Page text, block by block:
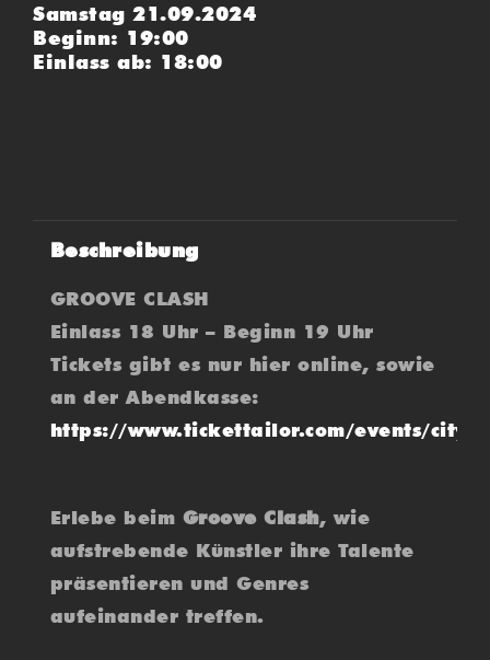
Samstag 21.09.2024
Beginn: 19:00
Einlass ab: 18:00
Beschreibung
GROOVE CLASH
Einlass 18 Uhr – Beginn 19 Uhr
Tickets gibt es nur hier online, sowie
an der Abendkasse:
https://www.tickettailor.com/events/
Erlebe beim Groove Clash, wie
aufstrebende Künstler ihre Talente
präsentieren und Genres
aufeinander treffen.